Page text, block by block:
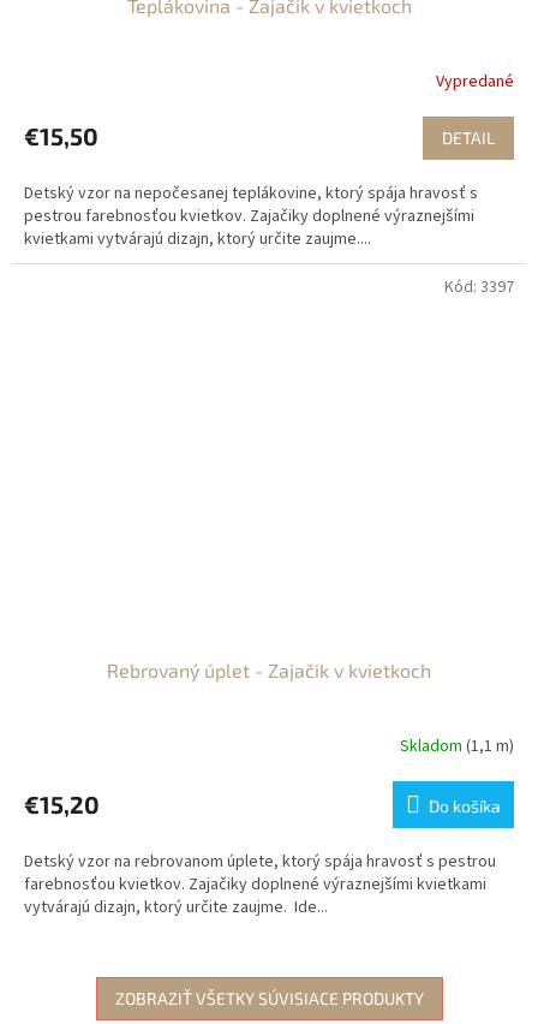
Teplákovina - Zajačik v kvietkoch
Vypredané
€15,50 DETAIL
Detský vzor na nepočesanej teplákovine, ktorý spája hravosť s
pestrou farebnosťou kvietkov. Zajačiky doplnené výraznejšími
kvietkami vytvárajú dizajn, ktorý určite zaujme....
Rebrovaný úplet - Zajačik v kvietkoch
Skladom (1,1 m)
€15,20 Do košíka
Detský vzor na rebrovanom úplete, ktorý spája hravosť s pestrou
farebnosťou kvietkov. Zajačiky doplnené výraznejšími kvietkami
vytvárajú dizajn, ktorý určite zaujme. Ide...
Kód: 3397
ZOBRAZIŤ VŠETKY SÚVISIACE PRODUKTY